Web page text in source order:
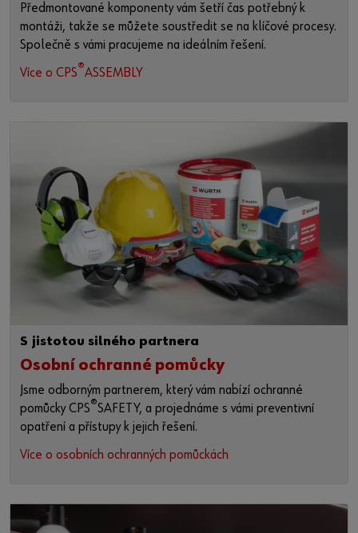
Předmontované komponenty vám šetří čas potřebný k
montáži, takže se můžete soustředit se na klíčové procesy.
Společně s vámi pracujeme na ideálním řešení.
Více o CPS®ASSEMBLY
S jistotou silného partnera
Osobní ochranné pomůcky
Jsme odborným partnerem, který vám nabízí ochranné
pomůcky CPS®SAFETY, a projednáme s vámi preventivní
opatření a přístupy k jejich řešení.
Více o osobních ochranných pomůckách